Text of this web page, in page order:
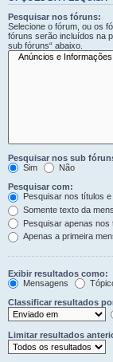
Pesquisar nos fóruns:
Selecione o fórum, ou os
fóruns serão incluídos na
sub fóruns“ abaixo.
Pesquisar nos sub
Sim
Não
Pesquisar com:
Pesquisar nos títulos
Somente texto da
Pesquisar apenas nos
Apenas a primeira
Exibir resultados como:
Mensagens
Classificar resultados
Limitar resultados